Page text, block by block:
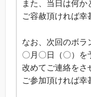
また、当日は何
ご容赦頂ければ幸
なお、次回のボラ
〇月〇日（〇）を
改めてご連絡をさ
ご参加頂ければ幸